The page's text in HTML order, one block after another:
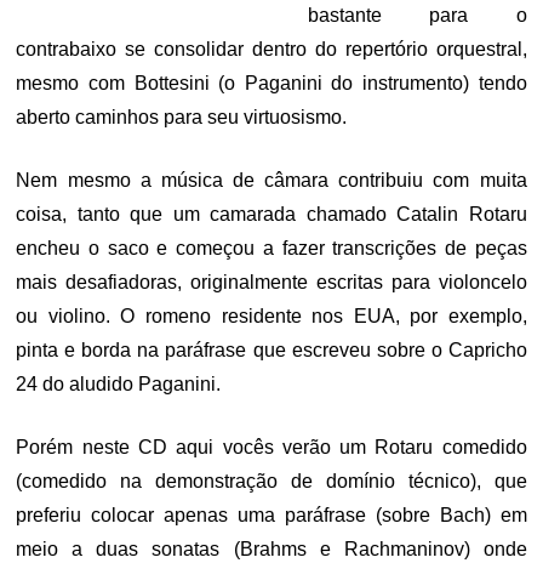
bastante para o
contrabaixo se consolidar dentro do repertório orquestral,
mesmo com Bottesini (o Paganini do instrumento) tendo
aberto caminhos para seu virtuosismo.
Nem mesmo a música de câmara contribuiu com muita
coisa, tanto que um camarada chamado Catalin Rotaru
encheu o saco e começou a fazer transcrições de peças
mais desafiadoras, originalmente escritas para violoncelo
ou violino. O romeno residente nos EUA, por exemplo,
pinta e borda na paráfrase que escreveu sobre o Capricho
24 do aludido Paganini.
Porém neste CD aqui vocês verão um Rotaru comedido
(comedido na demonstração de domínio técnico), que
preferiu colocar apenas uma paráfrase (sobre Bach) em
meio a duas sonatas (Brahms e Rachmaninov) onde